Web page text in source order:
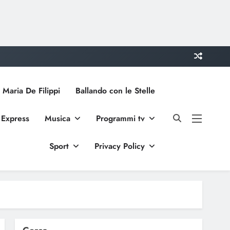
De Filippi Ballando con le Stelle
Musica Programmi tv
Sport Privacy Policy